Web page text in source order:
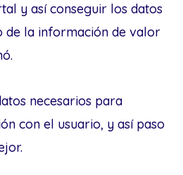
y así conseguir los datos
de la información de valor
necesarios para
con el usuario, y así paso